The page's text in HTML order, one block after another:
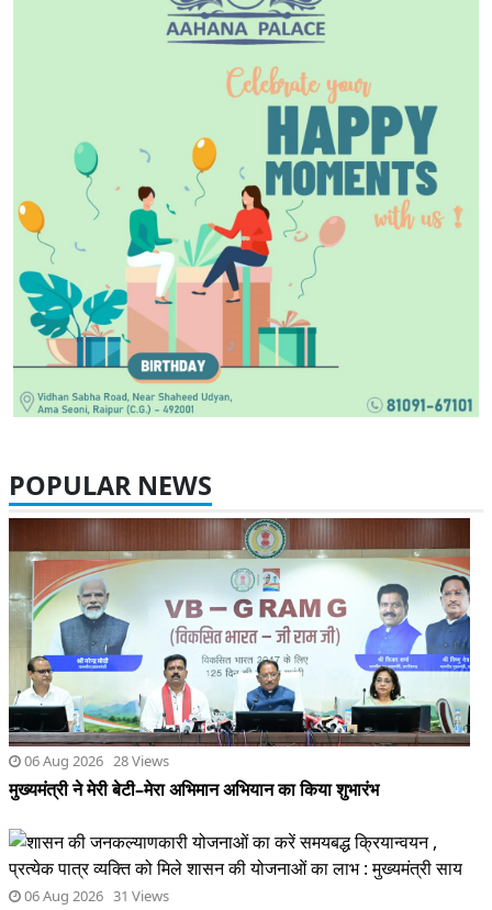
POPULAR NEWS
06 Aug 2026 28 Views
मुख्यमंत्री ने मेरी बेटी–मेरा अभिमान अभियान का किया शुभारंभ
06 Aug 2026 31 Views